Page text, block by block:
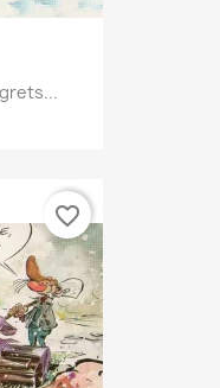
favorite_border